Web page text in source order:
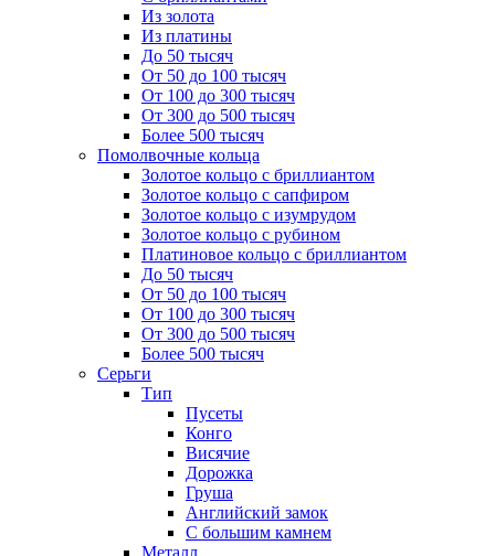
Из золота
Из платины
До 50 тысяч
От 50 до 100 тысяч
От 100 до 300 тысяч
От 300 до 500 тысяч
Более 500 тысяч
Помолвочные кольца
Золотое кольцо с бриллиантом
Золотое кольцо с сапфиром
Золотое кольцо с изумрудом
Золотое кольцо с рубином
Платиновое кольцо с бриллиантом
До 50 тысяч
От 50 до 100 тысяч
От 100 до 300 тысяч
От 300 до 500 тысяч
Более 500 тысяч
Серьги
Тип
Пусеты
Конго
Висячие
Дорожка
Груша
Английский замок
С большим камнем
Металл